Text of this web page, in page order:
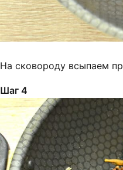
На сковороду всыпаем
Шаг 4